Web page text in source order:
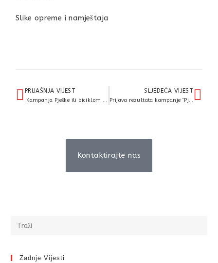
Slike opreme i namještaja
PRIJAŠNJA VIJEST
„Kampanja Pješke ili biciklom na posao, druženje i rekreaciju…2023.g.“
SLJEDEĆA VIJEST
Prijava rezultata kampanje “Pješke ili biciklom na posao, druženje i rekreaciju” 2023
Kontaktirajte nas
Zadnje Vijesti